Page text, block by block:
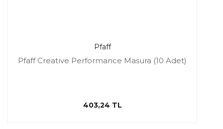
Pfaff
Pfaff Creative Performance Masura (10 Adet)
403,24 TL